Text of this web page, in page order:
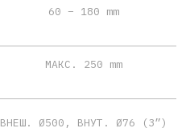
60 – 180 mm
МАКС. 250 mm
ВНЕШ. Ø500, ВНУТ. Ø76 (3”)